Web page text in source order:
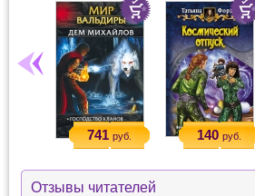
741 руб. 140 руб.
Отзывы читателей